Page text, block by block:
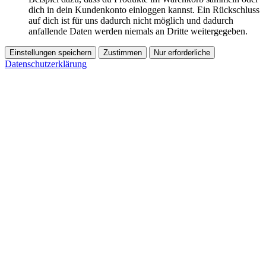
dich in dein Kundenkonto einloggen kannst. Ein Rückschluss
auf dich ist für uns dadurch nicht möglich und dadurch
anfallende Daten werden niemals an Dritte weitergegeben.
Einstellungen speichern Zustimmen Nur erforderliche
Datenschutzerklärung